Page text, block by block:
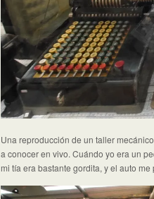
Una reproducción de un taller
a conocer en vivo. Cuándo yo era un
mi tía era bastante gordita, y el auto